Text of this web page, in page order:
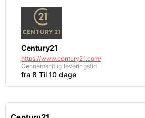
Century21
https://www.century21.com/
Gennemsnitlig leveringstid
fra 8 Til 10 dage